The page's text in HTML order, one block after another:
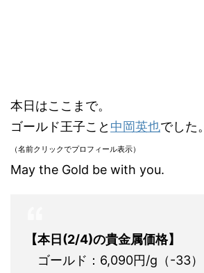
本日はここまで。
ゴールド王子こと 中岡英也でした。
（名前クリックでプロフィール表示）
May the Gold be with you.
【本日(2/4)の貴金属価格】
ゴールド：6,090円/g（-33）